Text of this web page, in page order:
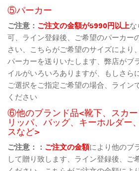
⑤パーカー
ご注意： ご注文の金額が5990円以上
可、ライン登録後、ご希望のパーカー
さい、こちらがご希望のサイズにより
パーカーを送りいたします、弊店がブ
イルがいろいろありますが、もしさら
ご選択をご指定ご希望の場合、ライン
ください
⑥他のブランド品<靴下、スカ
リッパ、バッグ、キーホルダー
スなど>
ご注意：： ご注文の金額により他のブ
して贈り致します、ライン登録後、ご